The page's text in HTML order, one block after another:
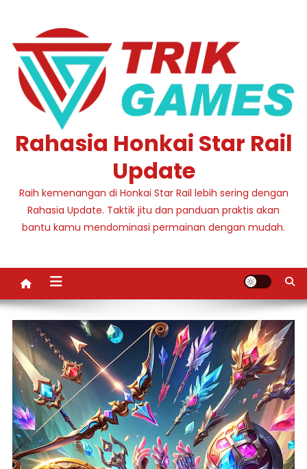
content
Rahasia Honkai Star Rail
Update
Raih kemenangan di Honkai Star Rail lebih sering dengan
Rahasia Update. Taktik jitu dan panduan praktis akan
bantu kamu mendominasi permainan dengan mudah.